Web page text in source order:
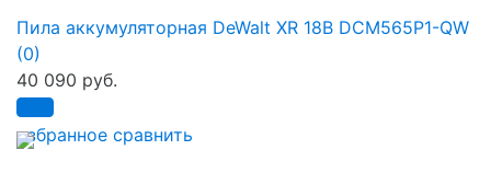
избранное сравнить
Пила аккумуляторная DeWalt XR 18B DCM565P1-QW
(0)
40 090 руб.